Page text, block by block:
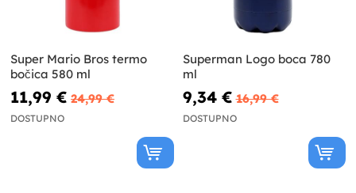
Super Mario Bros termo
bočica 580 ml
11,99 € 24,99 €
DOSTUPNO
Superman Logo boca 780
ml
9,34 € 16,99 €
DOSTUPNO